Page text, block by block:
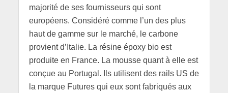
majorité de ses fournisseurs qui sont
européens. Considéré comme l’un des plus
haut de gamme sur le marché, le carbone
provient d’Italie. La résine époxy bio est
produite en France. La mousse quant à elle est
conçue au Portugal. Ils utilisent des rails US de
la marque Futures qui eux sont fabriqués aux